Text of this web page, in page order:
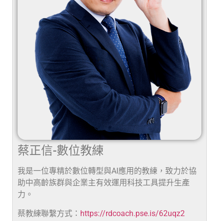
蔡正信-數位教練
我是一位專精於數位轉型與AI應用的教練，致力於協
助中高齡族群與企業主有效運用科技工具提升生產
力。
蔡教練聯繫方式： https://rdcoach.pse.is/62uqz2